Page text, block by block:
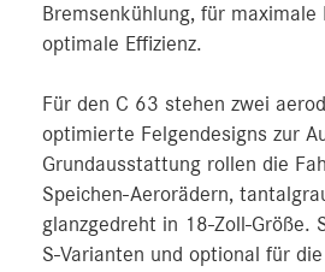
Bremsenkühlung, für maximale
optimale Effizienz.
Für den C 63 stehen zwei
optimierte Felgendesigns zur
Grundausstattung rollen die
Speichen-Aerorädern,
glanzgedreht in 18-Zoll-Größe.
S-Varianten und optional für